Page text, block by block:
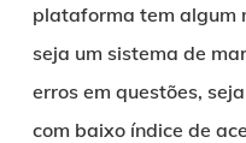
plataforma tem algum
seja um sistema de
erros em questões,
com baixo índice de